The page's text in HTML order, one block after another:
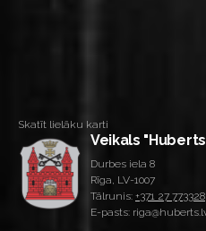
Skatīt lielāku karti
Veikals
Durbes iela 8
Rīga, LV-1007
Tālrunis: +371 27 773328
E-pasts: